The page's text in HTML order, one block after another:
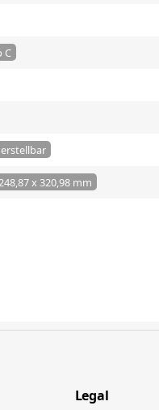
C
x 320,98 mm
Legal